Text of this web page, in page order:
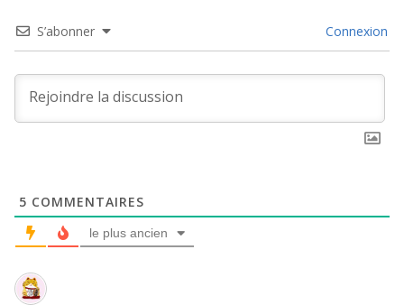
S’abonner Connexion
5 COMMENTAIRES
le plus ancien